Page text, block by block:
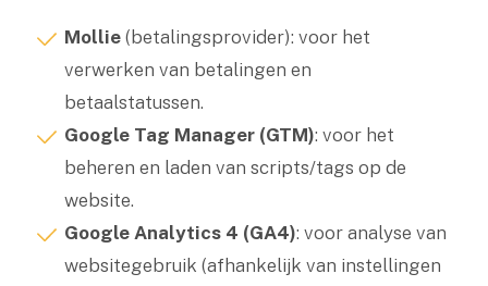
Mollie(betalingsprovider): voor het
verwerken van betalingen en
betaalstatussen.
Google Tag Manager (GTM): voor het
beheren en laden van scripts/tags op de
website.
Google Analytics 4 (GA4): voor analyse van
websitegebruik (afhankelijk van instellingen